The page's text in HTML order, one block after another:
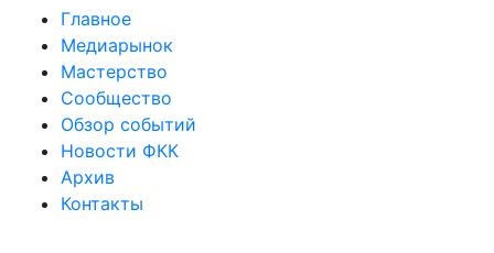
Главное
Медиарынок
Мастерство
Сообщество
Обзор событий
Новости ФКК
Архив
Контакты